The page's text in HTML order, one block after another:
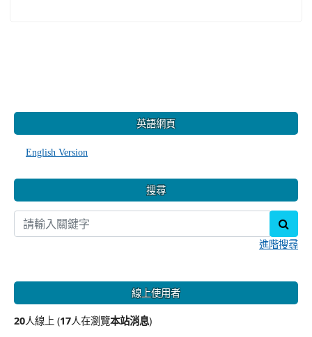
英語網頁
English Version
搜尋
進階搜尋
線上使用者
20人線上 (17人在瀏覽本站消息)